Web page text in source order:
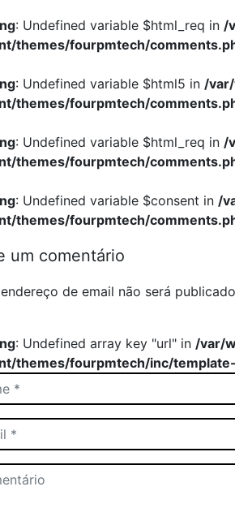
: Undefined variable $html_req in /
themes/fourpmtech/
: Undefined variable $html5 in /
themes/fourpmtech/
: Undefined variable $html_req in /
themes/fourpmtech/
: Undefined variable $consent in /
themes/fourpmtech/
um comentário
de email não será
: Undefined array key "url" in /var/
themes/fourpmtech/inc/